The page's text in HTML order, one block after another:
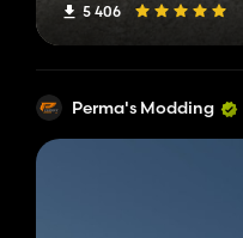
5 406
Perma's Modding